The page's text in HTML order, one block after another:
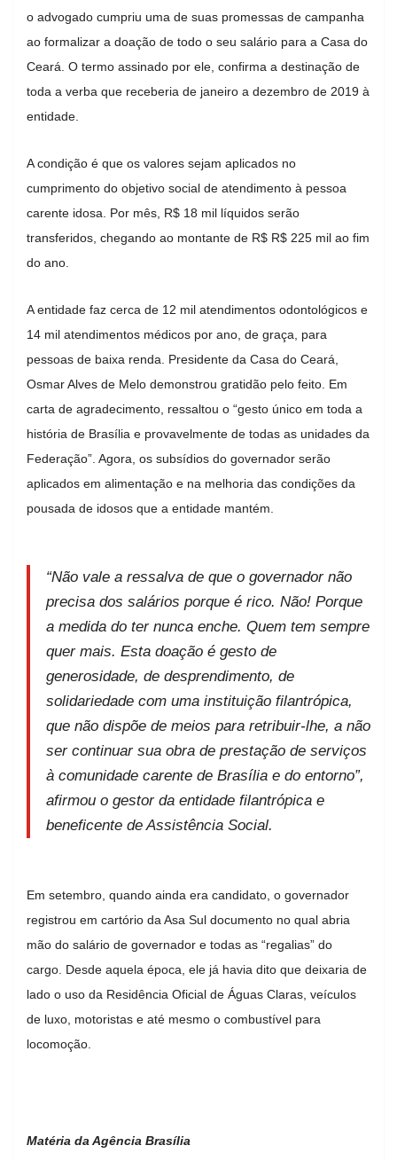
o advogado cumpriu uma de suas promessas de campanha
ao formalizar a doação de todo o seu salário para a Casa do
Ceará. O termo assinado por ele, confirma a destinação de
toda a verba que receberia de janeiro a dezembro de 2019 à
entidade.
A condição é que os valores sejam aplicados no
cumprimento do objetivo social de atendimento à pessoa
carente idosa. Por mês, R$ 18 mil líquidos serão
transferidos, chegando ao montante de R$ R$ 225 mil ao fim
do ano.
A entidade faz cerca de 12 mil atendimentos odontológicos e
14 mil atendimentos médicos por ano, de graça, para
pessoas de baixa renda. Presidente da Casa do Ceará,
Osmar Alves de Melo demonstrou gratidão pelo feito. Em
carta de agradecimento, ressaltou o “gesto único em toda a
história de Brasília e provavelmente de todas as unidades da
Federação”. Agora, os subsídios do governador serão
aplicados em alimentação e na melhoria das condições da
pousada de idosos que a entidade mantém.
“Não vale a ressalva de que o governador não
precisa dos salários porque é rico. Não! Porque
a medida do ter nunca enche. Quem tem sempre
quer mais. Esta doação é gesto de
generosidade, de desprendimento, de
solidariedade com uma instituição filantrópica,
que não dispõe de meios para retribuir-lhe, a não
ser continuar sua obra de prestação de serviços
à comunidade carente de Brasília e do entorno”,
afirmou o gestor da entidade filantrópica e
beneficente de Assistência Social.
Em setembro, quando ainda era candidato, o governador
registrou em cartório da Asa Sul documento no qual abria
mão do salário de governador e todas as “regalias” do
cargo. Desde aquela época, ele já havia dito que deixaria de
lado o uso da Residência Oficial de Águas Claras, veículos
de luxo, motoristas e até mesmo o combustível para
locomoção.
Matéria da Agência Brasília